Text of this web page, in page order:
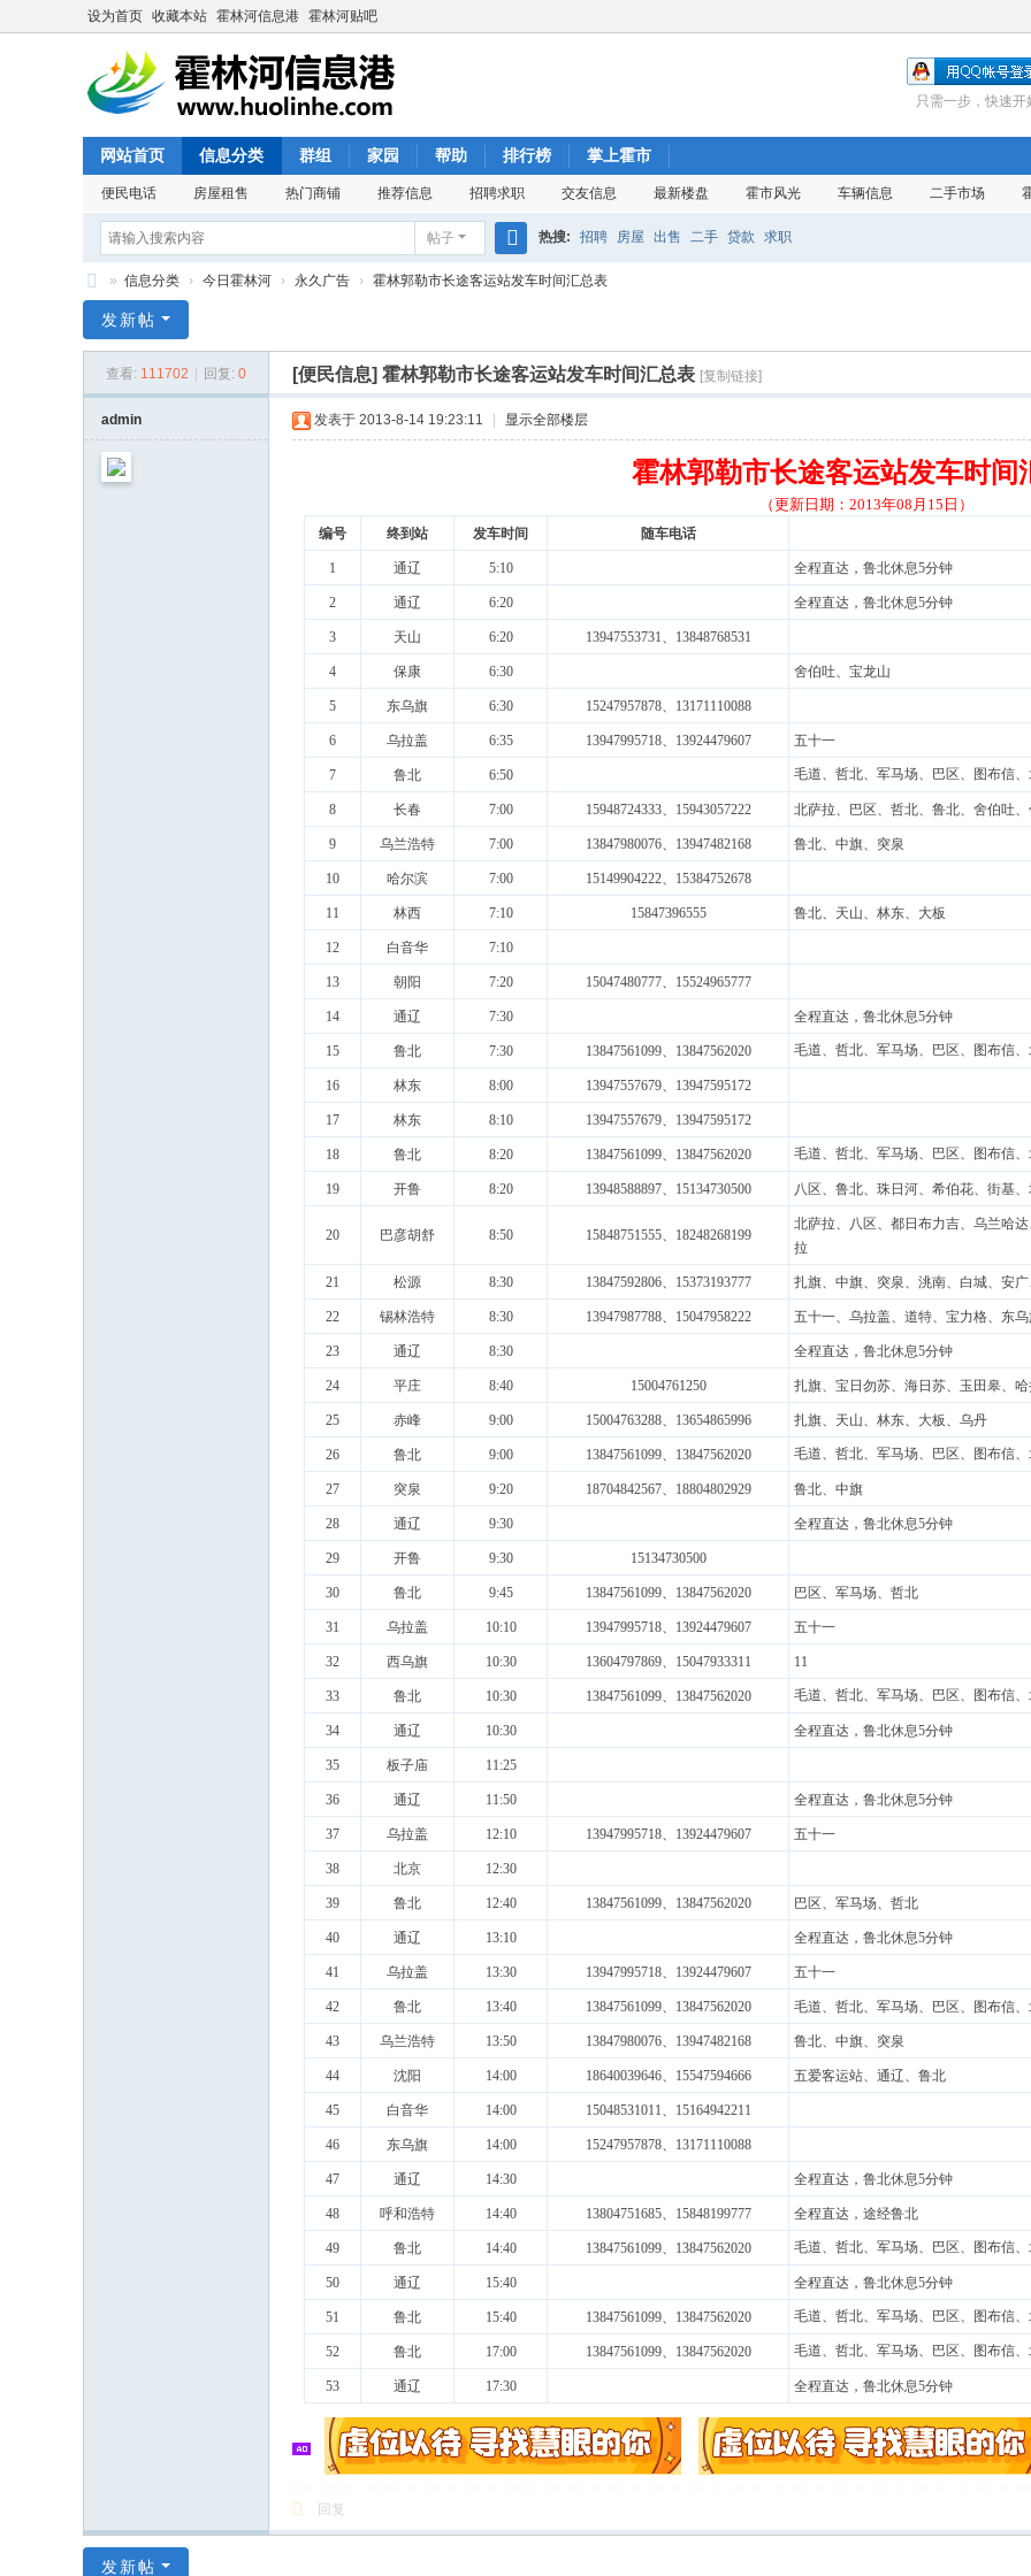
设为首页 收藏本站 霍林河信息港 霍林河贴吧
只需一步，快速开
网站首页 信息分类 群组 家园 帮助 排行榜 掌上霍市
便民电话 房屋租售 热门商铺 推荐信息 招聘求职 交友信息 最新楼盘 霍市风光 车辆信息 二手市场
帖子
搜
热搜: 招聘 房屋 出售 二手 贷款 求职
林
» 信息分类 › 今日霍林河 › 永久广告 › 霍林郭勒市长途客运站发车时间汇总表
发新帖
查看: 111702 回复: 0 [便民信息] 霍林郭勒市长途客运站发车时间汇总表 [复制链接]
admin 发表于 2013-8-14 19:23:11 显示全部楼层
霍林郭勒市长途客运站发车时间
（更新日期：2013年08月15日）
编号 终到站 发车时间 随车电话
1 通辽 5:10 全程直达，鲁北休息5分钟
2 通辽 6:20 全程直达，鲁北休息5分钟
3 天山 6:20 13947553731、13848768531
4 保康 6:30 舍伯吐、宝龙山
5 东乌旗 6:30 15247957878、13171110088
6 乌拉盖 6:35 13947995718、13924479607 五十一
7 鲁北 6:50 毛道、哲北、军马场、巴区、图布信、
8 长春 7:00 15948724333、15943057222 北萨拉、巴区、哲北、鲁北、舍伯吐
9 乌兰浩特 7:00 13847980076、13947482168 鲁北、中旗、突泉
10 哈尔滨 7:00 15149904222、15384752678
11 林西 7:10 15847396555 鲁北、天山、林东、大板
12 白音华 7:10
13 朝阳 7:20 15047480777、15524965777
14 通辽 7:30 全程直达，鲁北休息5分钟
15 鲁北 7:30 13847561099、13847562020 毛道、哲北、军马场、巴区、图布信、
16 林东 8:00 13947557679、13947595172
17 林东 8:10 13947557679、13947595172
18 鲁北 8:20 13847561099、13847562020 毛道、哲北、军马场、巴区、图布信、
19 开鲁 8:20 13948588897、15134730500 八区、鲁北、珠日河、希伯花、街基
20 巴彦胡舒 8:50 15848751555、18248268199
北萨拉、八区、都日布力吉、乌兰哈
拉
21 松源 8:30 13847592806、15373193777 扎旗、中旗、突泉、洮南、白城、安
22 锡林浩特 8:30 13947987788、15047958222 五十一、乌拉盖、道特、宝力格、东
23 通辽 8:30 全程直达，鲁北休息5分钟
24 平庄 8:40 15004761250 扎旗、宝日勿苏、海日苏、玉田皋、
25 赤峰 9:00 15004763288、13654865996 扎旗、天山、林东、大板、乌丹
26 鲁北 9:00 13847561099、13847562020 毛道、哲北、军马场、巴区、图布信、
27 突泉 9:20 18704842567、18804802929 鲁北、中旗
28 通辽 9:30 全程直达，鲁北休息5分钟
29 开鲁 9:30 15134730500
30 鲁北 9:45 13847561099、13847562020 巴区、军马场、哲北
31 乌拉盖 10:10 13947995718、13924479607 五十一
32 西乌旗 10:30 13604797869、15047933311 11
33 鲁北 10:30 13847561099、13847562020 毛道、哲北、军马场、巴区、图布信、
34 通辽 10:30 全程直达，鲁北休息5分钟
35 板子庙 11:25
36 通辽 11:50 全程直达，鲁北休息5分钟
37 乌拉盖 12:10 13947995718、13924479607 五十一
38 北京 12:30
39 鲁北 12:40 13847561099、13847562020 巴区、军马场、哲北
40 通辽 13:10 全程直达，鲁北休息5分钟
41 乌拉盖 13:30 13947995718、13924479607 五十一
42 鲁北 13:40 13847561099、13847562020 毛道、哲北、军马场、巴区、图布信、
43 乌兰浩特 13:50 13847980076、13947482168 鲁北、中旗、突泉
44 沈阳 14:00 18640039646、15547594666 五爱客运站、通辽、鲁北
45 白音华 14:00 15048531011、15164942211
46 东乌旗 14:00 15247957878、13171110088
47 通辽 14:30 全程直达，鲁北休息5分钟
48 呼和浩特 14:40 13804751685、15848199777 全程直达，途经鲁北
49 鲁北 14:40 13847561099、13847562020 毛道、哲北、军马场、巴区、图布信、
50 通辽 15:40 全程直达，鲁北休息5分钟
51 鲁北 15:40 13847561099、13847562020 毛道、哲北、军马场、巴区、图布信、
52 鲁北 17:00 13847561099、13847562020 毛道、哲北、军马场、巴区、图布信、
53 通辽 17:30 全程直达，鲁北休息5分钟
回复
发新帖